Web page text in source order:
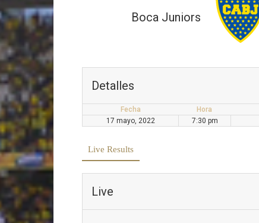
Boca Juniors
Detalles
Fecha Hora
17 mayo, 2022
7:30 pm
Live Results
Live